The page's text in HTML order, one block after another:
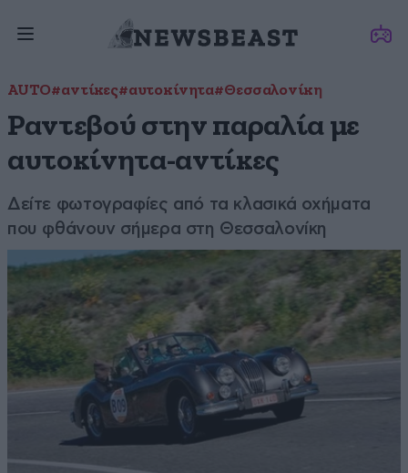
AUTO#αντίκες#αυτοκίνητα#Θεσσαλονίκη
Ραντεβού στην παραλία με
αυτοκίνητα-αντίκες
Δείτε φωτογραφίες από τα κλασικά οχήματα
που φθάνουν σήμερα στη Θεσσαλονίκη